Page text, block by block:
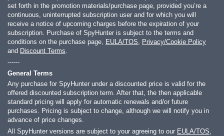
set forth in the promotion materials/purchase page, provided you’re a
continuous, uninterrupted subscription user and for which you will
receive a notice of upcoming charges before the expiration of your
subscription. Purchase of SpyHunter is subject to the terms and
conditions on the purchase page, EULA/TOS, Privacy/Cookie Policy
and Discount Terms.
------
General Terms
Any purchase for SpyHunter under a discounted price is valid for the
offered discounted subscription term. After that, the then applicable
standard pricing will apply for automatic renewals and/or future
purchases. Pricing is subject to change, although we will notify you in
advance of price changes.
All SpyHunter versions are subject to your agreeing to our EULA/TOS,